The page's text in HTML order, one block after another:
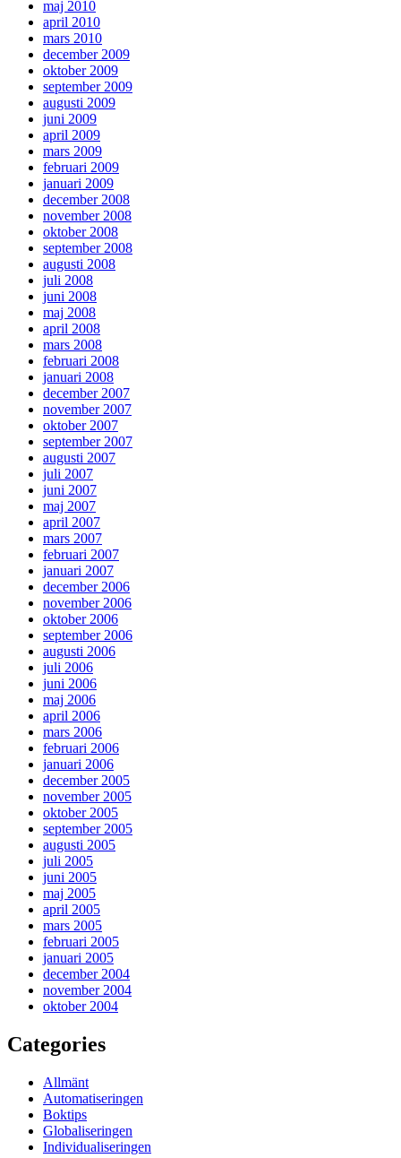
maj 2010
april 2010
mars 2010
december 2009
oktober 2009
september 2009
augusti 2009
juni 2009
april 2009
mars 2009
februari 2009
januari 2009
december 2008
november 2008
oktober 2008
september 2008
augusti 2008
juli 2008
juni 2008
maj 2008
april 2008
mars 2008
februari 2008
januari 2008
december 2007
november 2007
oktober 2007
september 2007
augusti 2007
juli 2007
juni 2007
maj 2007
april 2007
mars 2007
februari 2007
januari 2007
december 2006
november 2006
oktober 2006
september 2006
augusti 2006
juli 2006
juni 2006
maj 2006
april 2006
mars 2006
februari 2006
januari 2006
december 2005
november 2005
oktober 2005
september 2005
augusti 2005
juli 2005
juni 2005
maj 2005
april 2005
mars 2005
februari 2005
januari 2005
december 2004
november 2004
oktober 2004
Categories
Allmänt
Automatiseringen
Boktips
Globaliseringen
Individualiseringen